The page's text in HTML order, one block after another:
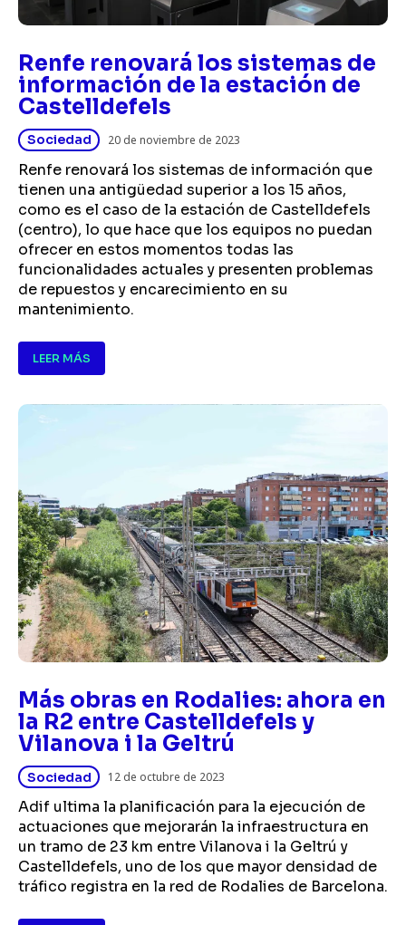
Renfe renovará los sistemas de
información de la estación de
Castelldefels
Sociedad 20 de noviembre de 2023
Renfe renovará los sistemas de información que
tienen una antigüedad superior a los 15 años,
como es el caso de la estación de Castelldefels
(centro), lo que hace que los equipos no puedan
ofrecer en estos momentos todas las
funcionalidades actuales y presenten problemas
de repuestos y encarecimiento en su
mantenimiento.
LEER MÁS
Más obras en Rodalies: ahora en
la R2 entre Castelldefels y
Vilanova i la Geltrú
Sociedad 12 de octubre de 2023
Adif ultima la planificación para la ejecución de
actuaciones que mejorarán la infraestructura en
un tramo de 23 km entre Vilanova i la Geltrú y
Castelldefels, uno de los que mayor densidad de
tráfico registra en la red de Rodalies de Barcelona.